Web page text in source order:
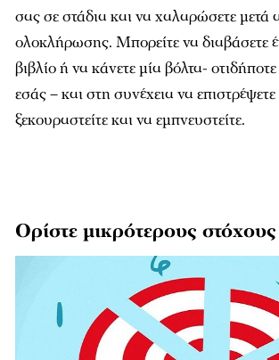
σας σε στάδια και να χαλαρώσετε μετά
ολοκλήρωσης. Μπορείτε να διαβάσετε
βιβλίο ή να κάνετε μία βόλτα-
εσάς – και στη συνέχεια να
ξεκουραστείτε και να εμπνευστείτε.
Ορίστε μικρότερους στόχους